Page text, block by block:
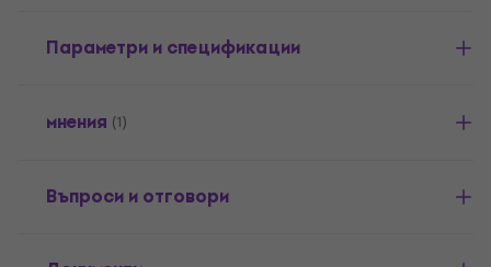
Параметри и спецификации
мнения (1)
Въпроси и отговори